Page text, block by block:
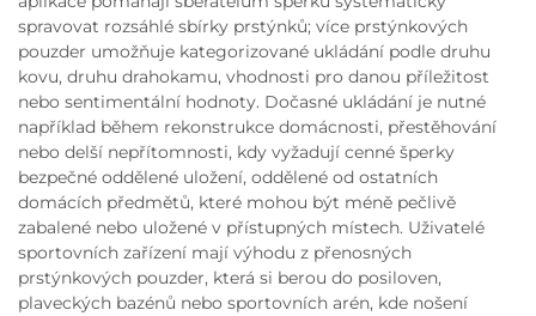
spravovat rozsáhlé sbírky prstýnků; více prstýnkových
pouzder umožňuje kategorizované ukládání podle druhu
kovu, druhu drahokamu, vhodnosti pro danou příležitost
nebo sentimentální hodnoty. Dočasné ukládání je nutné
například během rekonstrukce domácnosti, přestěhování
nebo delší nepřítomnosti, kdy vyžadují cenné šperky
bezpečné oddělené uložení, oddělené od ostatních
domácích předmětů, které mohou být méně pečlivě
zabalené nebo uložené v přístupných místech. Uživatelé
sportovních zařízení mají výhodu z přenosných
prstýnkových pouzder, která si berou do posiloven,
plaveckých bazénů nebo sportovních arén, kde nošení